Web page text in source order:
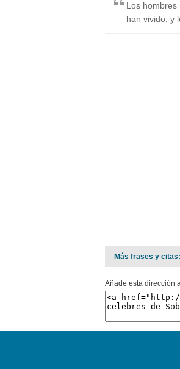
Los hombres
han vivido; y
Más frases y citas:
Añade esta dirección